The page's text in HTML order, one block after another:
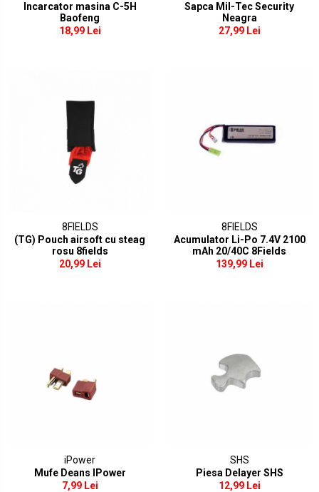
Incarcator masina C-5H
Baofeng
18,99 Lei
Sapca Mil-Tec Security
Neagra
27,99 Lei
8FIELDS
(TG) Pouch airsoft cu steag
rosu 8fields
20,99 Lei
8FIELDS
Acumulator Li-Po 7.4V 2100
mAh 20/40C 8Fields
139,99 Lei
iPower
Mufe Deans IPower
7,99 Lei
SHS
Piesa Delayer SHS
12,99 Lei